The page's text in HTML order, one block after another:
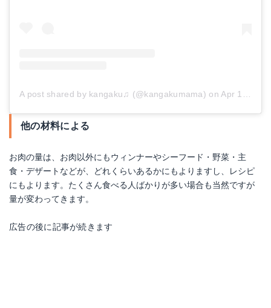
A post shared by kangaku♫ (@kangakumama) onApr 14, 2018 at 5:01pm PDT
他の材料による
お肉の量は、お肉以外にもウィンナーやシーフード・野菜・主
食・デザートなどが、どれくらいあるかにもよりますし、レシピ
にもよります。たくさん食べる人ばかりが多い場合も当然ですが
量が変わってきます。
広告の後に記事が続きます